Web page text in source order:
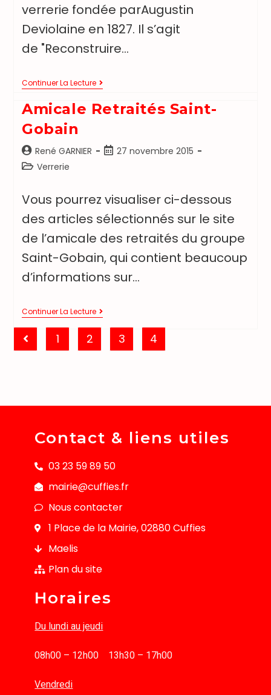
verrerie fondée parAugustin
Deviolaine en 1827. Il s’agit
de "Reconstruire…
Continuer La Lecture
Amicale Retraités Saint-
Gobain
René GARNIER
27 novembre 2015
Verrerie
Vous pourrez visualiser ci-dessous
des articles sélectionnés sur le site
de l’amicale des retraités du groupe
Saint-Gobain, qui contient beaucoup
d’informations sur…
Continuer La Lecture
1 2 3 4
Contact & liens utiles
03 23 59 89 50
mairie@cuffies.fr
Nous contacter
1 Place de la Mairie, 02880 Cuffies
Maelis
Plan du site
Horaires
Du lundi au jeudi
08h00 – 12h00 13h30 – 17h00
Vendredi